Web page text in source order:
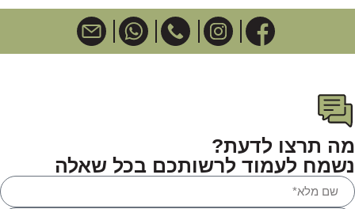
מה תרצו לדעת?
נשמח לעמוד לרשותכם בכל שאלה